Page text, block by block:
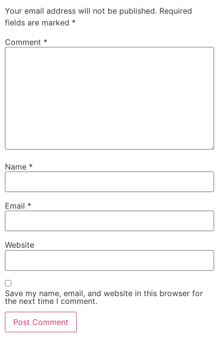
Your email address will not be published. Required
fields are marked *
Comment *
Name *
Email *
Website
Save my name, email, and website in this browser for
the next time I comment.